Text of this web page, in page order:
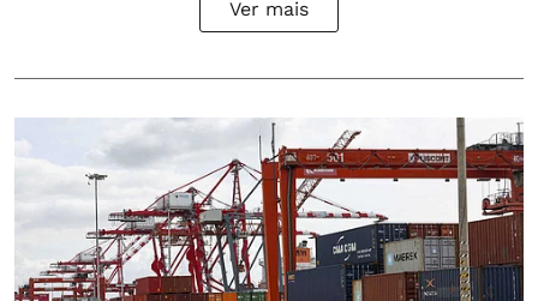
Ver mais